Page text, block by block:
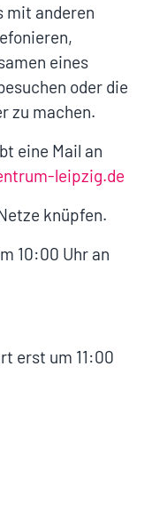
mit anderen
eines
oder die
zu machen.
eine Mail an
leipzig.de
knüpfen.
10:00 Uhr an
erst um 11:00